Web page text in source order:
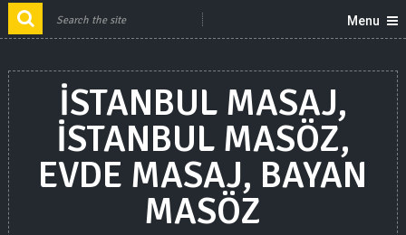
Menu
ISTANBUL MASAJ,
ISTANBUL MASÖZ,
EVDE MASAJ, BAYAN
MASÖZ